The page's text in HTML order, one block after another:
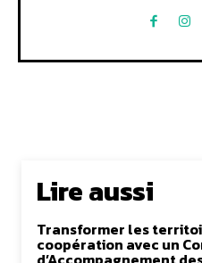
Lire aussi
Transformer les
coopération avec un